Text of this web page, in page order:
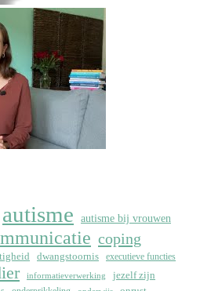
autisme autisme bij vrouwen
coping
dwangstoornis executieve functies
informatieverwerking jezelf zijn